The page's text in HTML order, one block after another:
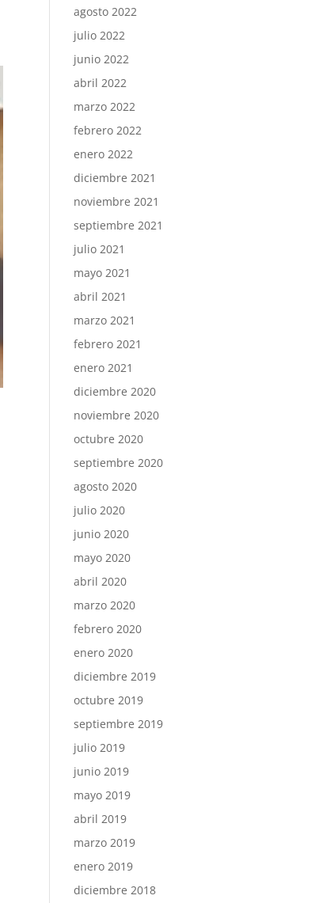
agosto 2022
julio 2022
junio 2022
abril 2022
marzo 2022
febrero 2022
enero 2022
diciembre 2021
noviembre 2021
septiembre 2021
julio 2021
mayo 2021
abril 2021
marzo 2021
febrero 2021
enero 2021
diciembre 2020
noviembre 2020
octubre 2020
septiembre 2020
agosto 2020
julio 2020
junio 2020
mayo 2020
abril 2020
marzo 2020
febrero 2020
enero 2020
diciembre 2019
octubre 2019
septiembre 2019
julio 2019
junio 2019
mayo 2019
abril 2019
marzo 2019
enero 2019
diciembre 2018